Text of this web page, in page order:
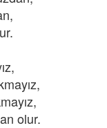
olur.